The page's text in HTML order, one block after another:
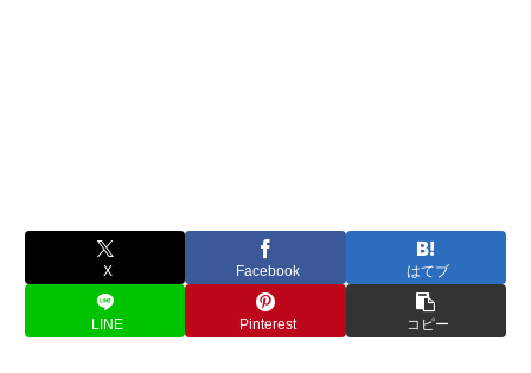
X Facebook はてブ
LINE Pinterest コピー